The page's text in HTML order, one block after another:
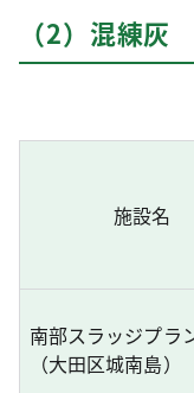
（2）混練灰
施設名
南部スラッジプラ
（大田区城南島）